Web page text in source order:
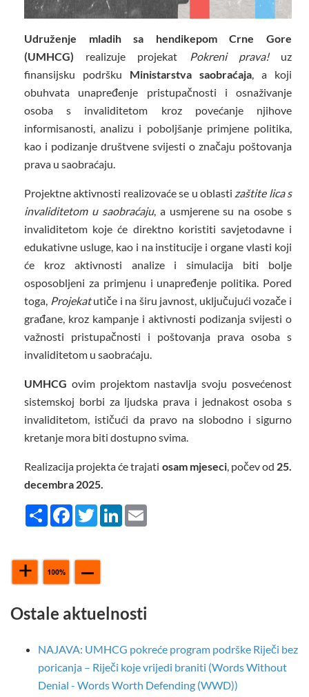
Udruženje mladih sa hendikepom Crne Gore
(UMHCG) realizuje projekat Pokreni prava!uz
finansijsku podršku Ministarstva saobraćaja, a
koji
obuhvata unapređenje pristupačnosti i osnaživanje
osoba s invaliditetom kroz povećanje njihove
informisanosti, analizu i poboljšanje primjene politika,
kao i podizanje društvene svijesti o značaju poštovanja
prava u saobraćaju.
Projektne aktivnosti realizovaće se u oblasti zaštite lica s
invaliditetom u saobraćaju, a usmjerene su na osobe s
invaliditetom koje će direktno koristiti savjetodavne i
edukativne usluge, kao i na institucije i organe vlasti koji
će kroz aktivnosti analize i simulacija biti bolje
osposobljeni za primjenu i unapređenje politika. Pored
toga, Projekatutiče i na širu javnost, uključujući vozače i
građane, kroz kampanje i aktivnosti podizanja svijesti o
važnosti pristupačnosti i poštovanja prava osoba s
invaliditetom u saobraćaju.
UMHCG ovim projektom nastavlja svoju posvećenost
sistemskoj borbi za ljudska prava i jednakost osoba s
invaliditetom, ističući da pravo na slobodno i sigurno
kretanje mora biti dostupno svima.
Realizacija projekta će trajati osam mjeseci, počev od 25.
decembra 2025.
Share FacebookTwitterLinkedIn
Ostale aktuelnosti
NAJAVA: UMHCG pokreće program podrške Riječi bez
poricanja – Riječi koje vrijedi braniti (Words Without
Denial - Words Worth Defending (WWD))